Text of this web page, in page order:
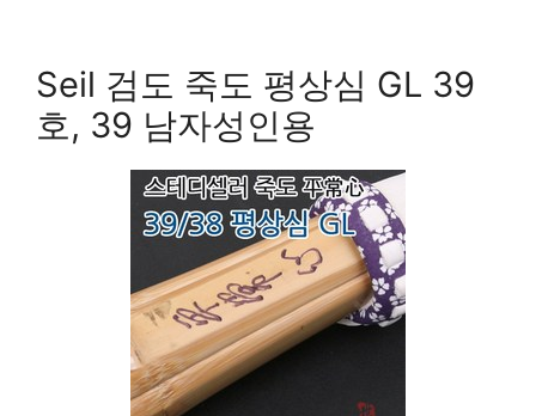
Seil 검도 죽도 평상심 GL 39
호, 39 남자성인용